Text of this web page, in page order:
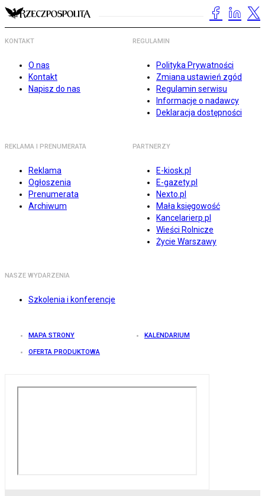
KONTAKT
O nas
Kontakt
Napisz do nas
REGULAMIN
Polityka Prywatności
Zmiana ustawień zgód
Regulamin serwisu
Informacje o nadawcy
Deklaracja dostępności
REKLAMA I PRENUMERATA
Reklama
Ogłoszenia
Prenumerata
Archiwum
PARTNERZY
E-kiosk.pl
E-gazety.pl
Nexto.pl
Mała księgowość
Kancelarierp.pl
Wieści Rolnicze
Życie Warszawy
NASZE WYDARZENIA
Szkolenia i konferencje
MAPA STRONY KALENDARIUM
OFERTA PRODUKTOWA